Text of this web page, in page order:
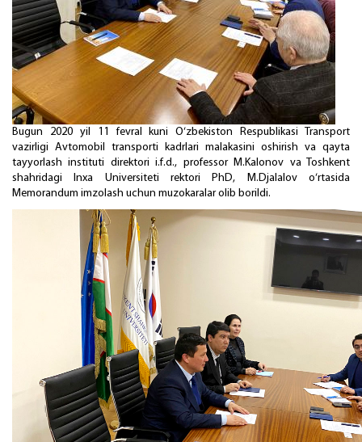
Bugun 2020 yil 11 fevral kuni O‘zbekiston Respublikasi Transport
vazirligi Avtomobil transporti kadrlari malakasini oshirish va qayta
tayyorlash instituti direktori i.f.d., professor M.Kalonov va Toshkent
shahridagi Inxa Universiteti rektori PhD, M.Djalalov o‘rtasida
Memorandum imzolash uchun muzokaralar olib borildi.